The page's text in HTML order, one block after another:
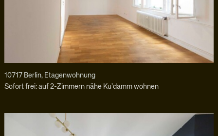
10717 Berlin, Etagenwohnung
Sofort frei: auf 2-Zimmern nähe Ku’damm wohnen